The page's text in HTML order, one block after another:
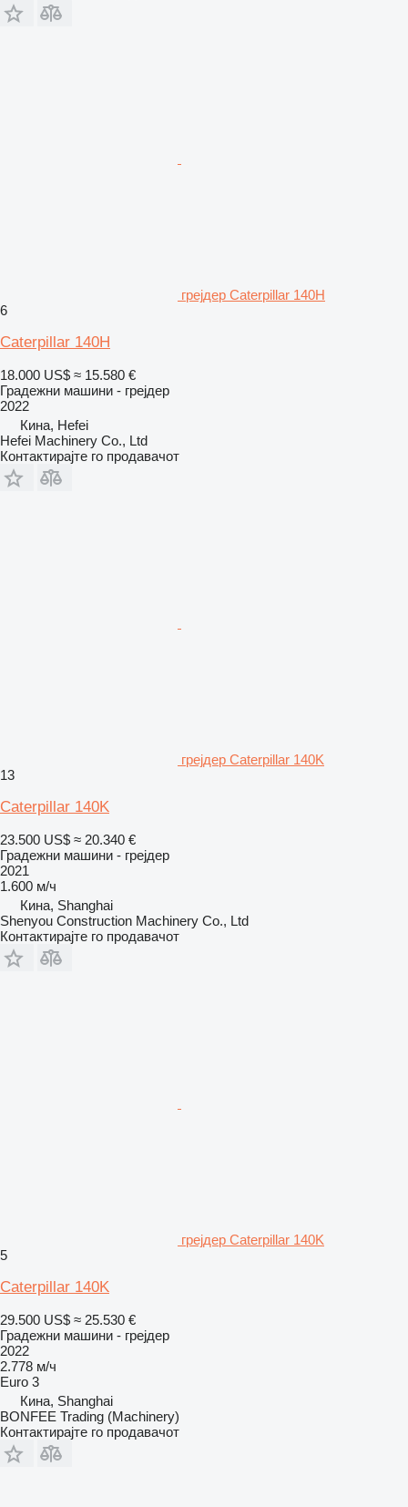
грејдер Caterpillar 140H
6
Caterpillar 140H
18.000 US$ ≈ 15.580 €
Градежни машини - грејдер
2022
Кина, Hefei
Hefei Machinery Co., Ltd
Контактирајте го продавачот
грејдер Caterpillar 140K
13
Caterpillar 140K
23.500 US$ ≈ 20.340 €
Градежни машини - грејдер
2021
1.600 м/ч
Кина, Shanghai
Shenyou Construction Machinery Co., Ltd
Контактирајте го продавачот
грејдер Caterpillar 140K
5
Caterpillar 140K
29.500 US$ ≈ 25.530 €
Градежни машини - грејдер
2022
2.778 м/ч
Euro 3
Кина, Shanghai
BONFEE Trading (Machinery)
Контактирајте го продавачот